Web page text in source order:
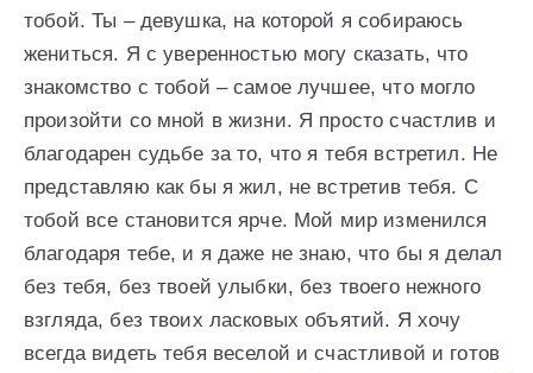
тобой. Ты – девушка, на которой я собираюсь
жениться. Я с уверенностью могу сказать, что
знакомство с тобой – самое лучшее, что могло
произойти со мной в жизни. Я просто счастлив и
благодарен судьбе за то, что я тебя встретил. Не
представляю как бы я жил, не встретив тебя. С
тобой все становится ярче. Мой мир изменился
благодаря тебе, и я даже не знаю, что бы я делал
без тебя, без твоей улыбки, без твоего нежного
взгляда, без твоих ласковых объятий. Я хочу
всегда видеть тебя веселой и счастливой и готов